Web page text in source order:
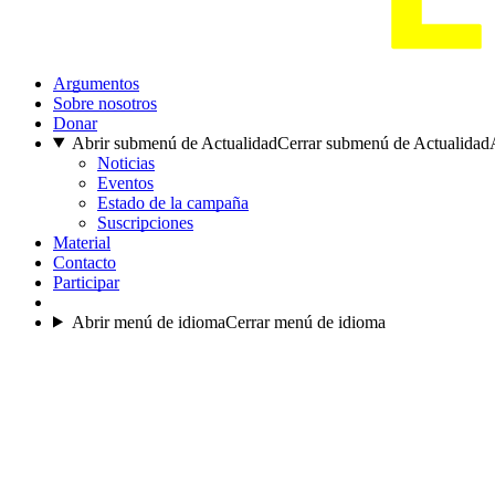
Argumentos
Sobre nosotros
Donar
Abrir submenú de ActualidadCerrar submenú de Actualidad
Noticias
Eventos
Estado de la campaña
Suscripciones
Material
Contacto
Participar
Abrir menú de idiomaCerrar menú de idioma